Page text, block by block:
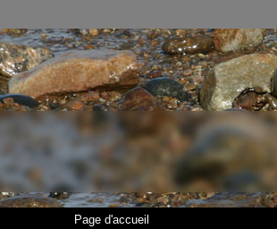
Page d'accueil